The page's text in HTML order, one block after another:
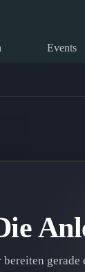
Events
bereiten